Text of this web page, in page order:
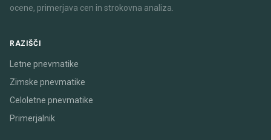
ocene, primerjava cen in strokovna analiza.
RAZIŠČI
Letne pnevmatike
Zimske pnevmatike
Celoletne pnevmatike
Primerjalnik